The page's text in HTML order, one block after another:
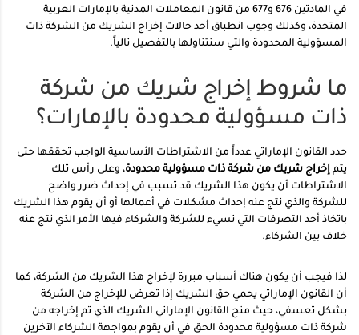
في المادتين 676 و677 من قانون المعاملات المدنية بالإمارات العربية
المتحدة، وكذلك وجوب انطباق أحد حالات إخراج الشريك من الشركة ذات
المسؤولية المحدودة والتي سنتناولها بالتفصيل تالياً.
ما شروط إخراج شريك من شركة
ذات مسؤولية محدودة بالإمارات؟
حدد القانون الإماراتي عدداً من الاشتراطات الأساسية الواجب تحققها حتى
يتم إخراج شريك من شركة ذات مسؤولية محدودة، وعلى رأس تلك
الاشتراطات أن يكون هذا الشريك قد تسبب في إحداث ضرر واضح
للشركة والذي نتج عنه إحداث مشكلات في أعمالها أو أن يقوم هذا الشريك
باتخاذ أحد التصرفات التي تسيء للشركة والشركاء فيها الأمر الذي نتج عنه
خلاف بين الشركاء.
لذا فيجب أن يكون هناك أسباب مبررة لإخراج هذا الشريك من الشركة، كما
أن القانون الإماراتي يحمي حق الشريك إذا تعرض للإخراج من الشركة
بشكل تعسفي، حيث منح القانون الإماراتي الشريك الذي تم إخراجه من
شركة ذات مسؤولية محدودة الحق في أن يقوم بمواجهة الشركاء الآخرين